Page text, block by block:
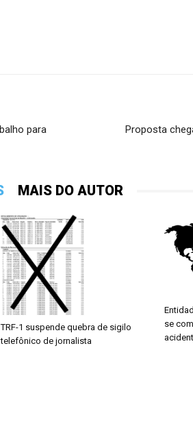
para
Proposta
MAIS DO AUTOR
TRF-1 suspende quebra de sigilo
telefônico de jornalista
se